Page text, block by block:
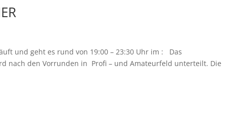
und geht es rund von 19:00 – 23:30 Uhr im : Das
nach den Vorrunden in Profi – und Amateurfeld unterteilt. Die